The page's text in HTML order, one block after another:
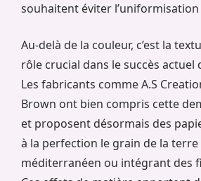
souhaitent éviter
Au-delà de la couleur, c’est la
rôle crucial dans le succès actuel
Les fabricants comme A.S
Brown ont bien compris cette
et proposent désormais des
à la perfection le grain de la terre
méditerranéen ou intégrant des